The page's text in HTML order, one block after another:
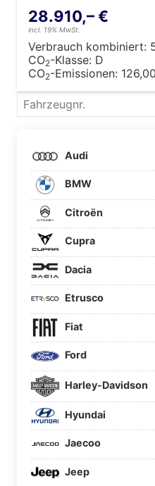
28.910,– €
incl. 19% MwSt.
Verbrauch kombiniert:
CO2-Klasse: D
CO2-Emissionen:
Fahrzeugnr.
Audi
BMW
Citroën
Cupra
Dacia
Etrusco
Fiat
Ford
Harley-Davidson
Hyundai
Jaecoo
Jeep